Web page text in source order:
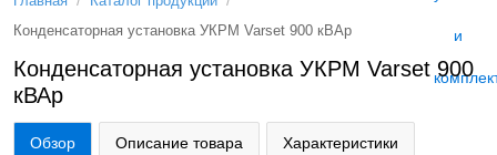
Конденсаторная установка УКРМ Varset 900 кВАр
Конденсаторная установка УКРМ Varset 900
кВАр
Обзор Описание товара Характеристики